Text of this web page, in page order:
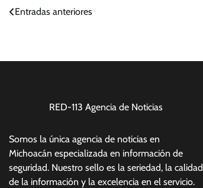
Navegación
entradas
Entradas anteriores
RED-113 Agencia de Noticias
Somos la única agencia de noticias en
Michoacán especializada en información de
seguridad. Nuestro sello es la seriedad, la calidad
de la información y la excelencia en el servicio.